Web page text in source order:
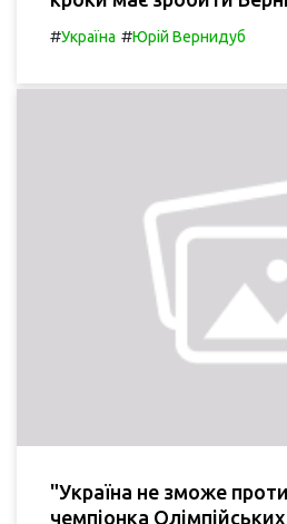
#Україна #Юрій Вернидуб
"Україна не зможе
чемпіонка Олімпійських